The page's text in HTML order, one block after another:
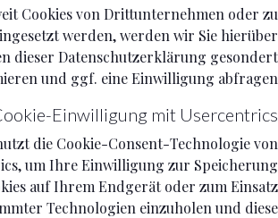
Cookies von Drittunternehmen oder zu
werden, werden wir Sie hierüber
dieser Datenschutzerklärung gesondert
und ggf. eine Einwilligung abfragen.
Einwilligung mit Usercentrics
die Cookie-Consent-Technologie von
um Ihre Einwilligung zur Speicherung
auf Ihrem Endgerät oder zum Einsatz
Technologien einzuholen und diese